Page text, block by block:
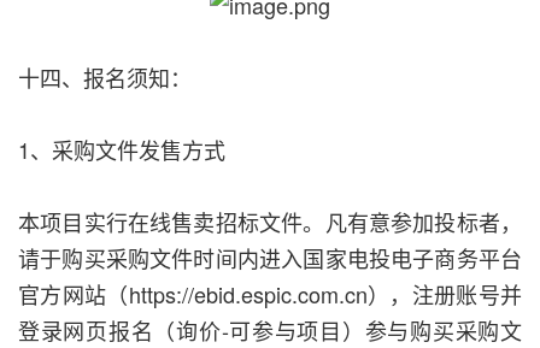
十四、报名须知：
1、采购文件发售方式
本项目实行在线售卖招标文件。凡有意参加投标者，
请于购买采购文件时间内进入国家电投电子商务平台
官方网站（https://ebid.espic.com.cn），注册账号并
登录网页报名（询价-可参与项目）参与购买采购文